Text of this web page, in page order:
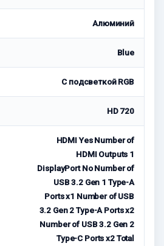
Алюминий
Blue
С подсветкой RGB
HD 720
HDMI Yes Number of
HDMI Outputs 1
DisplayPort No Number of
USB 3.2 Gen 1 Type-A
Ports x1 Number of USB
3.2 Gen 2 Type-A Ports x2
Number of USB 3.2 Gen 2
Type-C Ports x2 Total